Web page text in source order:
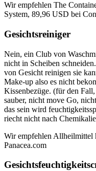
Wir empfehlen The
System, 89,96 USD bei
Gesichtsreiniger
Nein, ein Club von
nicht in Scheiben
von Gesicht reinigen sie
Make-up also es nicht
Kissenbezüge. (für den
sauber, nicht move Go,
das sein wird
riecht nicht nach
Wir empfehlen Allheilmittel
Panacea.com